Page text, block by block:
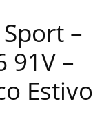
–
91V –
Estivo